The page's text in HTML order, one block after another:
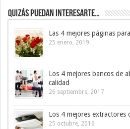
Quizás puedan interesarte…
Las 4 mejores páginas
25 enero, 2019
Los 4 mejores bancos de
calidad
26 septiembre, 2017
Los 4 mejores extractores
25 octubre, 2016